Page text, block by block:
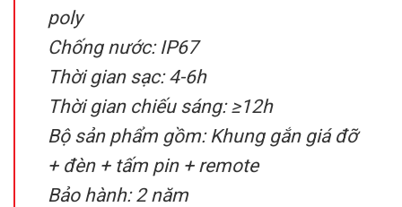
poly
Chống nước: IP67
Thời gian sạc: 4-6h
Thời gian chiếu sáng: ≥12h
Bộ sản phẩm gồm: Khung gắn giá đỡ
+ đèn + tấm pin + remote
Bảo hành: 2 năm